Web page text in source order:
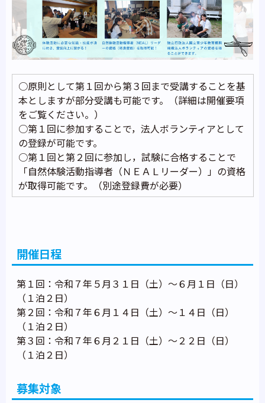
○原則として第１回から第３回まで受講することを基
本としますが部分受講も可能です。（詳細は開催要項
をご覧ください。）
○第１回に参加することで，法人ボランティアとして
の登録が可能です。
○第１回と第２回に参加し，試験に合格することで
「自然体験活動指導者（ＮＥＡＬリーダー）」の資格
が取得可能です。（別途登録費が必要）
開催日程
第１回：令和７年５月３１日（土）～６月１日（日）
（１泊２日）
第２回：令和７年６月１４日（土）～１４日（日）
（１泊２日）
第３回：令和７年６月２１日（土）～２２日（日）
（１泊２日）
募集対象